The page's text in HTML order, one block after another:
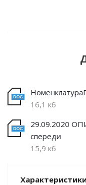
16,1 кб
29.09.2020
спереди
15,9 кб